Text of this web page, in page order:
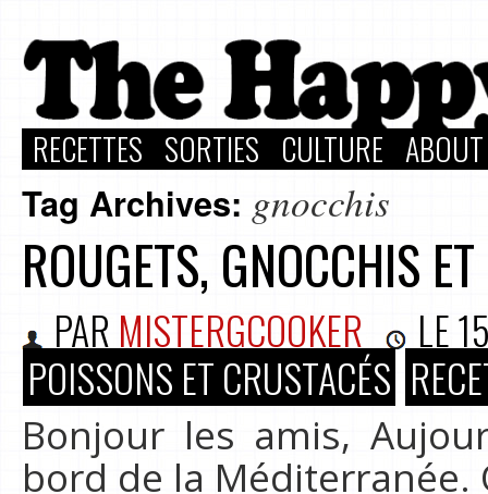
RECETTES SORTIES CULTURE
Tag Archives: gnocchis
ROUGETS, GNOCCHIS
PAR MISTERGCOOKER LE
POISSONS ET CRUSTACÉS
Bonjour les amis,
bord de la